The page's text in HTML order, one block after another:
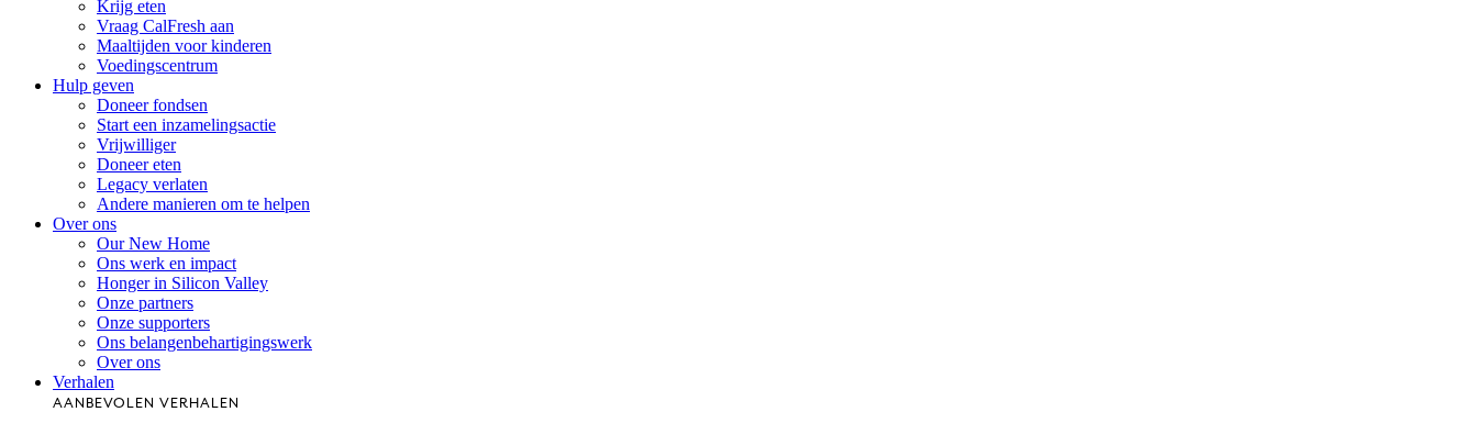
Krijg eten
Vraag CalFresh aan
Maaltijden voor kinderen
Voedingscentrum
Hulp geven
Doneer fondsen
Start een inzamelingsactie
Vrijwilliger
Doneer eten
Legacy verlaten
Andere manieren om te helpen
Over ons
Our New Home
Ons werk en impact
Honger in Silicon Valley
Onze partners
Onze supporters
Ons belangenbehartigingswerk
Over ons
Verhalen
AANBEVOLEN VERHALEN